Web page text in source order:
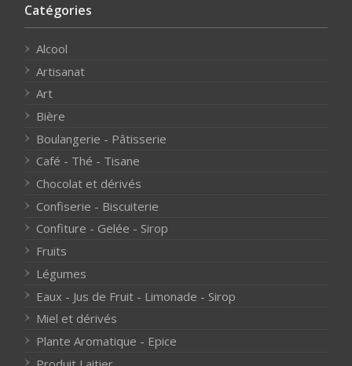
Catégories
Alcool
Artisanat
Art
Bière
Boulangerie - Pâtisserie
Café - Thé - Tisane
Chocolat et dérivés
Confiserie - Biscuiterie
Confiture - Gelée - Sirop
Fruits
Légumes
Eaux - Jus de Fruit - Limonade - Sirop
Miel et dérivés
Plante Aromatique - Epice